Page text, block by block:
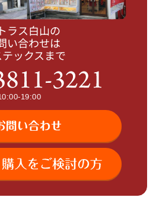
ラス白山の
い合わせは
ックスまで